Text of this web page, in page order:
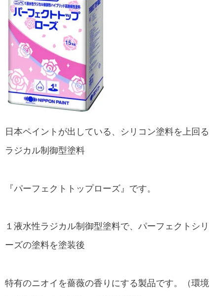
日本ペイントが出している、シリコン塗料を上回る
ラジカル制御型塗料
『パーフェクトトップローズ』です。
１液水性ラジカル制御型塗料で、パーフェクトシリ
ーズの塗料を塗装後
特有のニオイを薔薇の香りにする製品です。（環境